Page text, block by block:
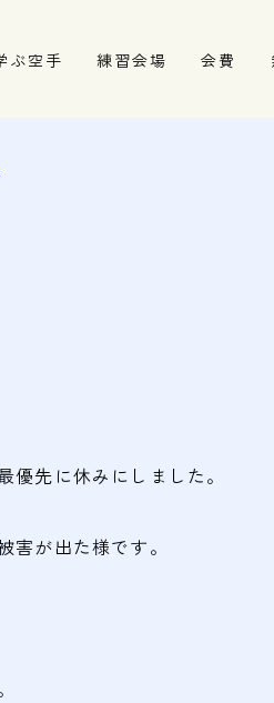
ぶ空手 練習会場 会費
先に休みにしました。
が出た様です。